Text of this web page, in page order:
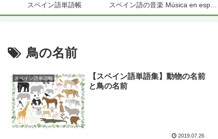
スペイン語単語帳
鳥の名前
スペイン語単語帳
【スペイン語単語集】動物の名前
と鳥の名前
2019.07.26